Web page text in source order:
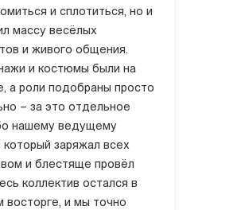
и сплотиться, но и
массу весёлых
и живого общения.
и костюмы были на
а роли подобраны просто
– за это отдельное
нашему ведущему
который заряжал всех
и блестяще провёл
коллектив остался в
восторге, и мы точно